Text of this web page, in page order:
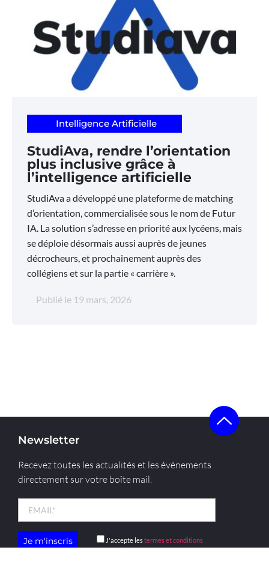
Intelligence Artificielle
StudiAva, rendre l’orientation
plus inclusive grâce à
l’intelligence artificielle
StudiAva a développé une plateforme de matching
d’orientation, commercialisée sous le nom de Futur
IA. La solution s’adresse en priorité aux lycéens, mais
se déploie désormais aussi auprès de jeunes
décrocheurs, et prochainement auprès des
collégiens et sur la partie « carrière ».
Publié le 19 mars, 2026
Newsletter
Recevez toutes les actualités et les évènements
directement sur votre boîte mail.
J'accepte lestermes et conditions